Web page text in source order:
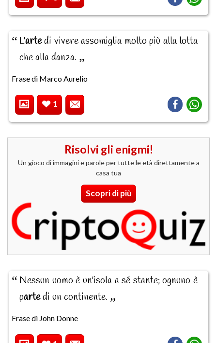
L'artedi vivere assomiglia molto più alla lotta
che alla danza.
Frase di Marco Aurelio
1
Risolvi gli enigmi!
Un gioco di immagini e parole per tutte le età direttamente a
casa tua
Scopri di più
Nessun uomo è un'isola a sé stante; ognuno è
partedi un continente.
Frase di John Donne